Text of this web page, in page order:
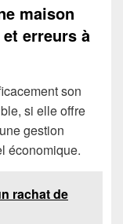
maison
erreurs à
son
si elle offre
gestion
économique.
rachat de